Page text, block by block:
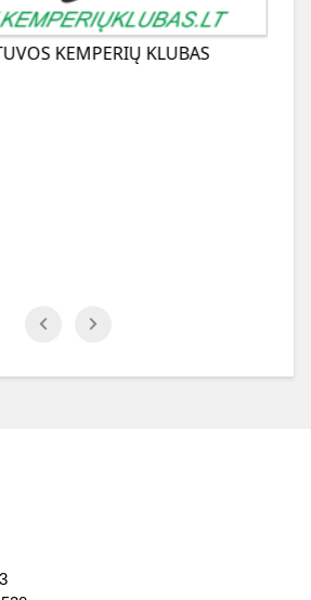
KEMPERIŲ KLUBAS